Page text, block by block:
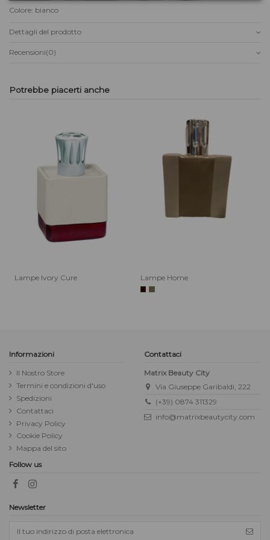
Colore: bianco
Dettagli del prodotto
Recensioni(0)
Potrebbe piacerti anche
Lampe Ivory Cure Lampe Home
Informazioni
Il Nostro Store
Termini e condizioni d'uso
Spedizioni
Contattaci
Privacy Policy
Cookie Policy
Mappa del sito
Contattaci
Matrix Beauty City
Via Giuseppe Garibaldi, 222
(+39) 0874 311329
info@matrixbeautycity.com
Follow us
Newsletter